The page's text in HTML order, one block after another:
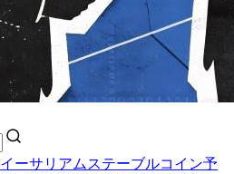
イーサリアム ステーブルコイン予